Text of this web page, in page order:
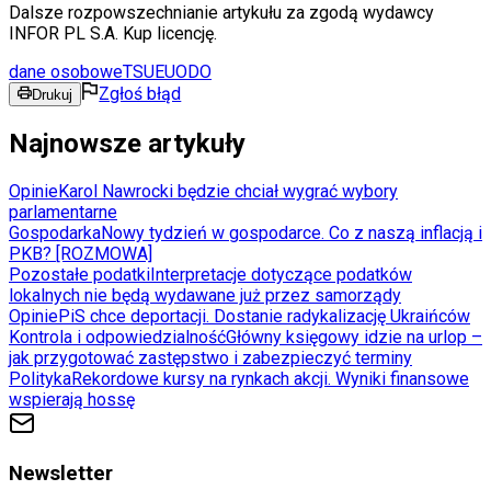
Dalsze rozpowszechnianie artykułu za zgodą wydawcy
INFOR PL S.A. Kup licencję.
dane osoboweTSUEUODO
Drukuj Zgłoś błąd
Najnowsze artykuły
OpinieKarol Nawrocki będzie chciał wygrać wybory
parlamentarne
GospodarkaNowy tydzień w gospodarce. Co z naszą inflacją i
PKB? [ROZMOWA]
Pozostałe podatkiInterpretacje dotyczące podatków
lokalnych nie będą wydawane już przez samorządy
OpiniePiS chce deportacji. Dostanie radykalizację Ukraińców
Kontrola i odpowiedzialnośćGłówny księgowy idzie na urlop –
jak przygotować zastępstwo i zabezpieczyć terminy
PolitykaRekordowe kursy na rynkach akcji. Wyniki finansowe
wspierają hossę
Newsletter